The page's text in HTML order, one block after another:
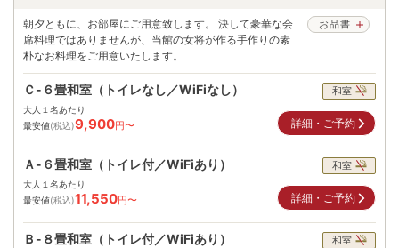
朝夕ともに、お部屋にご用意致します。 決して豪華な会
席料理ではありませんが、当館の女将が作る手作りの素
朴なお料理をご用意いたします。
お品書
Ｃ-６畳和室（トイレなし／WiFiなし） 和室
詳細・ご予約
大人１名あたり
最安値(税込)9,900円〜
Ａ-６畳和室（トイレ付／WiFiあり） 和室
詳細・ご予約
大人１名あたり
最安値(税込)11,550円〜
Ｂ-８畳和室（トイレ付／WiFiあり） 和室